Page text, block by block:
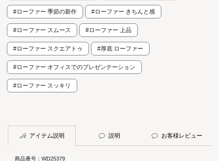
#ローファー 季節の新作 #ローファー きちんと感
#ローファー スムース #ローファー 上品
#ローファー スクエアトゥ #厚底 ローファー
#ローファー オフィスでのプレゼンテーション
#ローファー スッキリ
アイテム説明 説明 お客様レビュー
商品番号：WD25379